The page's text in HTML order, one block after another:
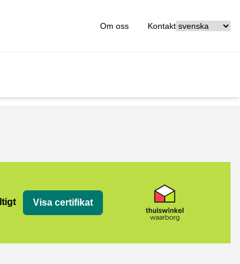
Om oss Kontakt
Visa certifikat